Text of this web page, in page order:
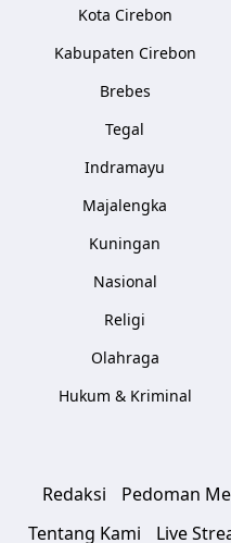
Kota Cirebon
Kabupaten Cirebon
Brebes
Tegal
Indramayu
Majalengka
Kuningan
Nasional
Religi
Olahraga
Hukum & Kriminal
Redaksi Pedoman
Tentang Kami
Live